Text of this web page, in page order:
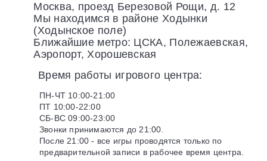
Москва, проезд Березовой Рощи, д. 12
Мы находимся в районе Ходынки
(Ходынское поле)
Ближайшие метро: ЦСКА, Полежаевская,
Аэропорт, Хорошевская
Время работы игрового центра:
ПН-ЧТ 10:00-21:00
ПТ 10:00-22:00
СБ-ВС 09:00-23:00
Звонки принимаются до 21:00.
После 21:00 - все игры проводятся только по
предварительной записи в рабочее время центра.